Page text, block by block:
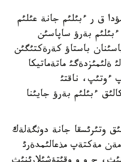
ق ر ءبئلئم جانة عئلئم
ءبئلئم بةرؤ ساپاسئن
باستاؤ كةرةكتئگئن
ماتةماتيكا
ءوتئپ، ناقتئ
ءبئلئم بةرؤ جايئنا
وتئرئسقا جانة دوثگةلةك
مةكتةپ مذعالئمدةرئ